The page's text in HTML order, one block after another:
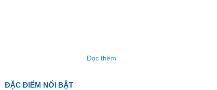
Đọc thêm
ĐẶC ĐIỂM NỔI BẬT